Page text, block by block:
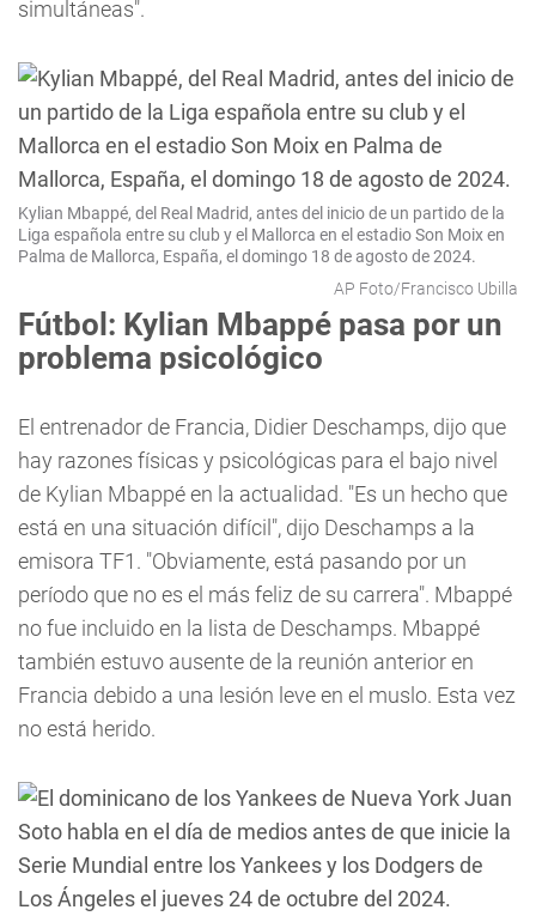
simultáneas".
Kylian Mbappé, del Real Madrid, antes del inicio de un partido de la
Liga española entre su club y el Mallorca en el estadio Son Moix en
Palma de Mallorca, España, el domingo 18 de agosto de 2024.
AP Foto/Francisco Ubilla
Fútbol: Kylian Mbappé pasa por un
problema psicológico
El entrenador de Francia, Didier Deschamps, dijo que
hay razones físicas y psicológicas para el bajo nivel
de Kylian Mbappé en la actualidad. "Es un hecho que
está en una situación difícil", dijo Deschamps a la
emisora TF1. "Obviamente, está pasando por un
período que no es el más feliz de su carrera". Mbappé
no fue incluido en la lista de Deschamps. Mbappé
también estuvo ausente de la reunión anterior en
Francia debido a una lesión leve en el muslo. Esta vez
no está herido.